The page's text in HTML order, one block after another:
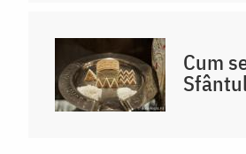
Cum